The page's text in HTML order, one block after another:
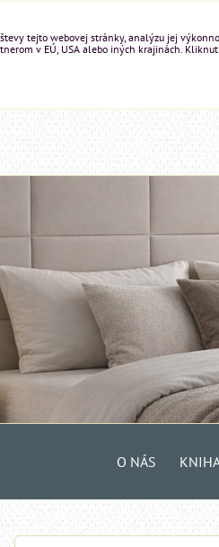
O NÁS
tejto webovej stránky, analýzu jej
v EÚ, USA alebo iných krajinách.